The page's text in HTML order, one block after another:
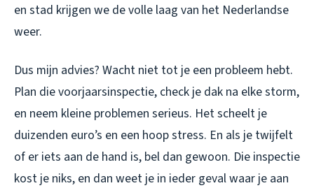
en stad krijgen we de volle laag van het Nederlandse
weer.
Dus mijn advies? Wacht niet tot je een probleem hebt.
Plan die voorjaarsinspectie, check je dak na elke storm,
en neem kleine problemen serieus. Het scheelt je
duizenden euro’s en een hoop stress. En als je twijfelt
of er iets aan de hand is, bel dan gewoon. Die inspectie
kost je niks, en dan weet je in ieder geval waar je aan